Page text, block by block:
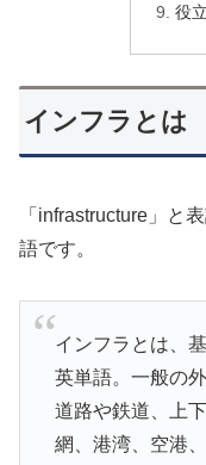
役
インフラとは
「infrastructure」と
語です。
インフラとは、
英単語。一般の
道路や鉄道、上
網、港湾、空港